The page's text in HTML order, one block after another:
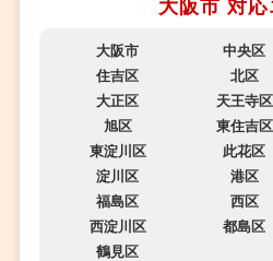
大阪市 対応
大阪市 中央区
住吉区
北区
大正区
天王寺区
旭区
東住吉区
東淀川区
此花区
淀川区
港区
福島区
西区
西淀川区
都島区
鶴見区